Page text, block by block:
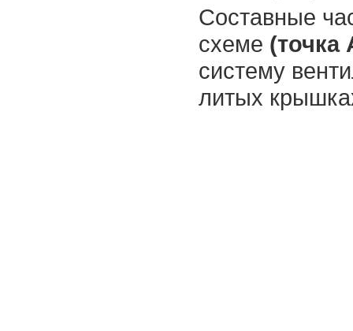
Составные
схеме (точка
систему
литых